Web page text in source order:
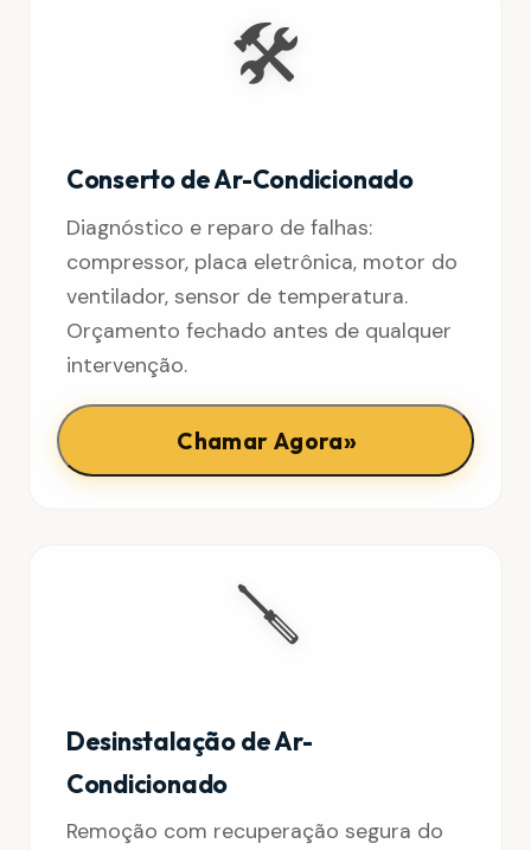
🛠️
Conserto de Ar-Condicionado
Diagnóstico e reparo de falhas:
compressor, placa eletrônica, motor do
ventilador, sensor de temperatura.
Orçamento fechado antes de qualquer
intervenção.
Chamar Agora»
🪛
Desinstalação de Ar-
Condicionado
Remoção com recuperação segura do